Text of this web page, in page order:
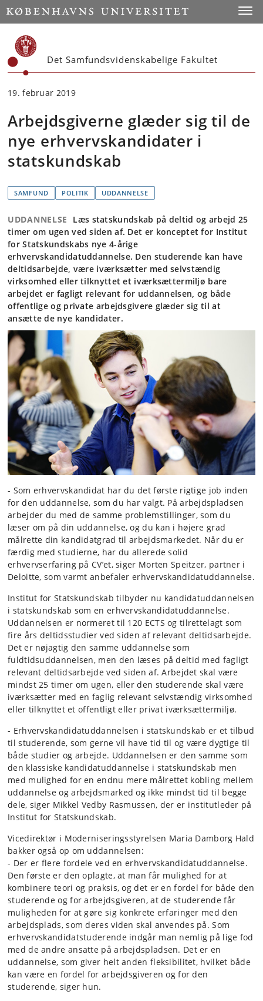
Start
Det Samfundsvidenskabelige Fakultet
19. februar 2019
Arbejdsgiverne glæder sig til de
nye erhvervskandidater i
statskundskab
SAMFUND POLITIK UDDANNELSE
UDDANNELSE
Læs statskundskab på deltid og arbejd 25
timer om ugen ved siden af. Det er konceptet for Institut
for Statskundskabs nye 4-årige
erhvervskandidatuddannelse. Den studerende kan have
deltidsarbejde, være iværksætter med selvstændig
virksomhed eller tilknyttet et iværksættermiljø bare
arbejdet er fagligt relevant for uddannelsen, og både
offentlige og private arbejdsgivere glæder sig til at
ansætte de nye kandidater.
- Som erhvervskandidat har du det første rigtige job inden
for den uddannelse, som du har valgt. På arbejdspladsen
arbejder du med de samme problemstillinger, som du
læser om på din uddannelse, og du kan i højere grad
målrette din kandidatgrad til arbejdsmarkedet. Når du er
færdig med studierne, har du allerede solid
erhvervserfaring på CV’et, siger Morten Speitzer, partner i
Deloitte, som varmt anbefaler erhvervskandidatuddannelse.
Institut for Statskundskab tilbyder nu kandidatuddannelsen
i statskundskab som en erhvervskandidatuddannelse.
Uddannelsen er normeret til 120 ECTS og tilrettelagt som
fire års deltidsstudier ved siden af relevant deltidsarbejde.
Det er nøjagtig den samme uddannelse som
fuldtidsuddannelsen, men den læses på deltid med fagligt
relevant deltidsarbejde ved siden af. Arbejdet skal være
mindst 25 timer om ugen, eller den studerende skal være
iværksætter med en faglig relevant selvstændig virksomhed
eller tilknyttet et offentligt eller privat iværksættermiljø.
- Erhvervskandidatuddannelsen i statskundskab er et tilbud
til studerende, som gerne vil have tid til og være dygtige til
både studier og arbejde. Uddannelsen er den samme som
den klassiske kandidatuddannelse i statskundskab men
med mulighed for en endnu mere målrettet kobling mellem
uddannelse og arbejdsmarked og ikke mindst tid til begge
dele, siger Mikkel Vedby Rasmussen, der er institutleder på
Institut for Statskundskab.
Vicedirektør i Moderniseringsstyrelsen Maria Damborg Hald
bakker også op om uddannelsen:
- Der er flere fordele ved en erhvervskandidatuddannelse.
Den første er den oplagte, at man får mulighed for at
kombinere teori og praksis, og det er en fordel for både den
studerende og for arbejdsgiveren, at de studerende får
muligheden for at gøre sig konkrete erfaringer med den
arbejdsplads, som deres viden skal anvendes på. Som
erhvervskandidatstuderende indgår man nemlig på lige fod
med de andre ansatte på arbejdspladsen. Det er en
uddannelse, som giver helt anden fleksibilitet, hvilket både
kan være en fordel for arbejdsgiveren og for den
studerende, siger hun.